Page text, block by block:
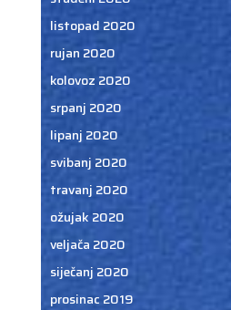
listopad 2020
rujan 2020
kolovoz 2020
srpanj 2020
lipanj 2020
svibanj 2020
travanj 2020
ožujak 2020
veljača 2020
siječanj 2020
prosinac 2019